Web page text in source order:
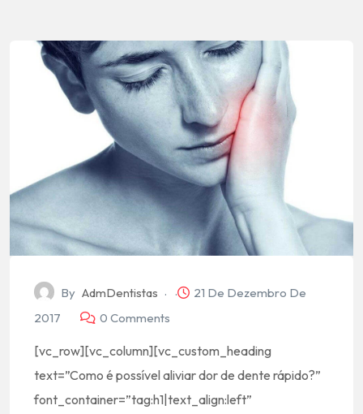
By AdmDentistas
21 De Dezembro De
2017
0 Comments
[vc_row][vc_column][vc_custom_heading
text=”Como é possível aliviar dor de dente rápido?”
font_container=”tag:h1|text_align:left”